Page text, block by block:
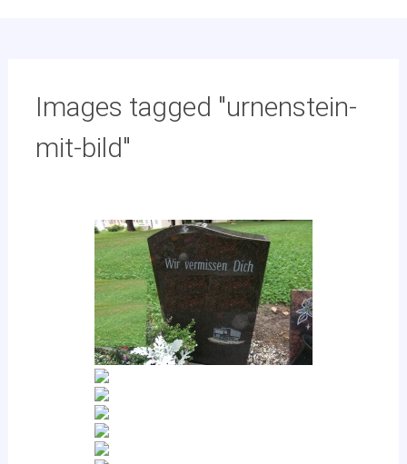
Images tagged "urnenstein-
mit-bild"